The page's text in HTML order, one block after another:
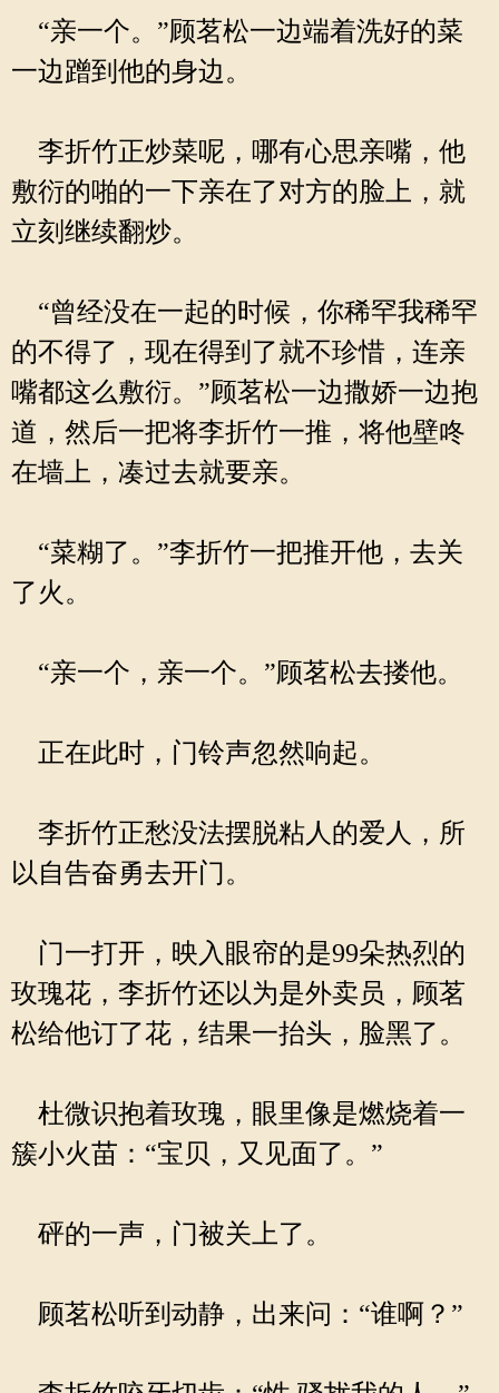
“亲一个。”顾茗松一边端着洗好的菜
一边蹭到他的身边。
李折竹正炒菜呢，哪有心思亲嘴，他
敷衍的啪的一下亲在了对方的脸上，就
立刻继续翻炒。
“曾经没在一起的时候，你稀罕我稀罕
的不得了，现在得到了就不珍惜，连亲
嘴都这么敷衍。”顾茗松一边撒娇一边抱
道，然后一把将李折竹一推，将他壁咚
在墙上，凑过去就要亲。
“菜糊了。”李折竹一把推开他，去关
了火。
“亲一个，亲一个。”顾茗松去搂他。
正在此时，门铃声忽然响起。
李折竹正愁没法摆脱粘人的爱人，所
以自告奋勇去开门。
门一打开，映入眼帘的是99朵热烈的
玫瑰花，李折竹还以为是外卖员，顾茗
松给他订了花，结果一抬头，脸黑了。
杜微识抱着玫瑰，眼里像是燃烧着一
簇小火苗：“宝贝，又见面了。”
砰的一声，门被关上了。
顾茗松听到动静，出来问：“谁啊？”